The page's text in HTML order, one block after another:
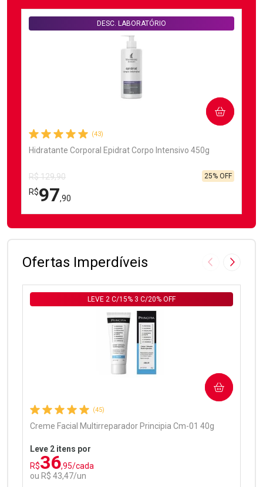
(43)
Hidratante Corporal Epidrat Corpo Intensivo 450g
DESC. LABORATÓRIO
R$ 129,90
R$97,90
25% OFF
COMPRAR
FECHAR
FECHAR
Ofertas Imperdíveis Imagem
(45)
Creme Facial Multirreparador Principia Cm-01 40g
LEVE 2 C/15% 3 C/20% OFF
Leve 2 itens por
R$36,95/cada
ou R$ 43,47/un
COMPRAR